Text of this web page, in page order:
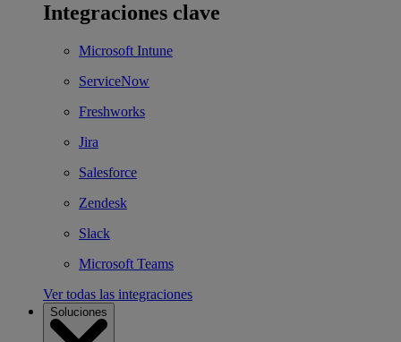
Integraciones clave
Microsoft Intune
ServiceNow
Freshworks
Jira
Salesforce
Zendesk
Slack
Microsoft Teams
Ver todas las integraciones
Soluciones